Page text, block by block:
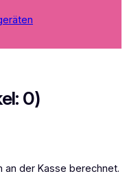
0)
an der Kasse berechnet.